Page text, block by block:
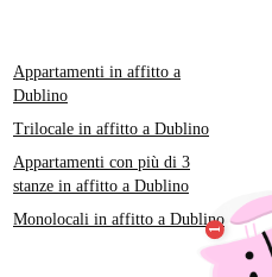
Appartamenti in affitto a
Dublino
Trilocale in affitto a Dublino
Appartamenti con più di 3
stanze in affitto a Dublino
Monolocali in affitto a Dublino